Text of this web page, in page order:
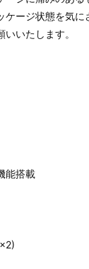
ケージ状態を気に
いたします。
能搭載